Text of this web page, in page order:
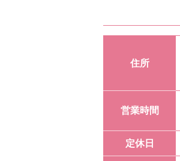
住所
営業時間
定休日